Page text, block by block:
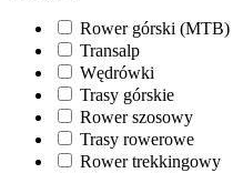
Rower górski (MTB)
Transalp
Wędrówki
Trasy górskie
Rower szosowy
Trasy rowerowe
Rower trekkingowy